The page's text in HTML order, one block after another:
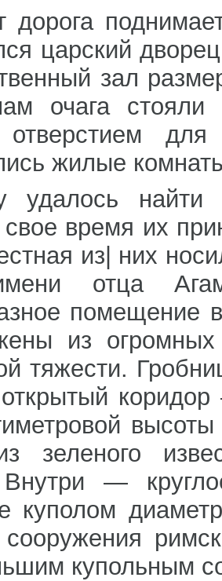
дорога
царский
зал
очага стояли
для
жилые
удалось найти
свое время их
из| них
отца
помещение
из
тяжести.
высоты
зеленого
—
куполом
купольным